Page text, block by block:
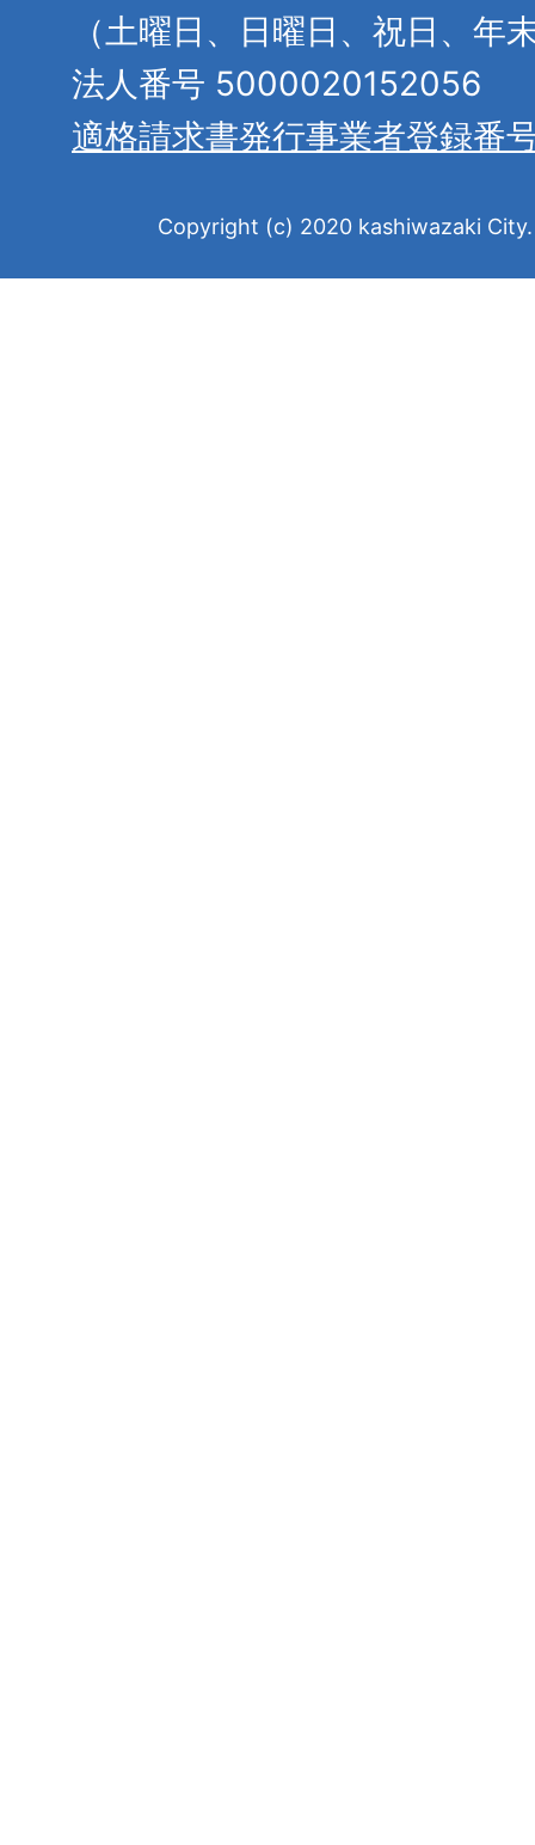
（土曜日、日曜日、祝日、年
法人番号 5000020152056
適格請求書発行事業者登録番
Copyright (c) 2020 kashiwazaki